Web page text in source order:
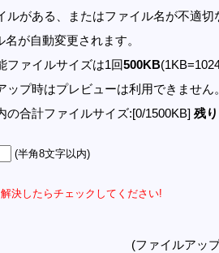
ルがある、またはファイル名が不適切
が自動変更されます。
ファイルサイズは1回500KB
ップ時はプレビューは利用できません
の合計ファイルサイズ:[0/1500KB] 残
(半角8文字以内)
解決したらチェックしてください!
(ファイルアッ